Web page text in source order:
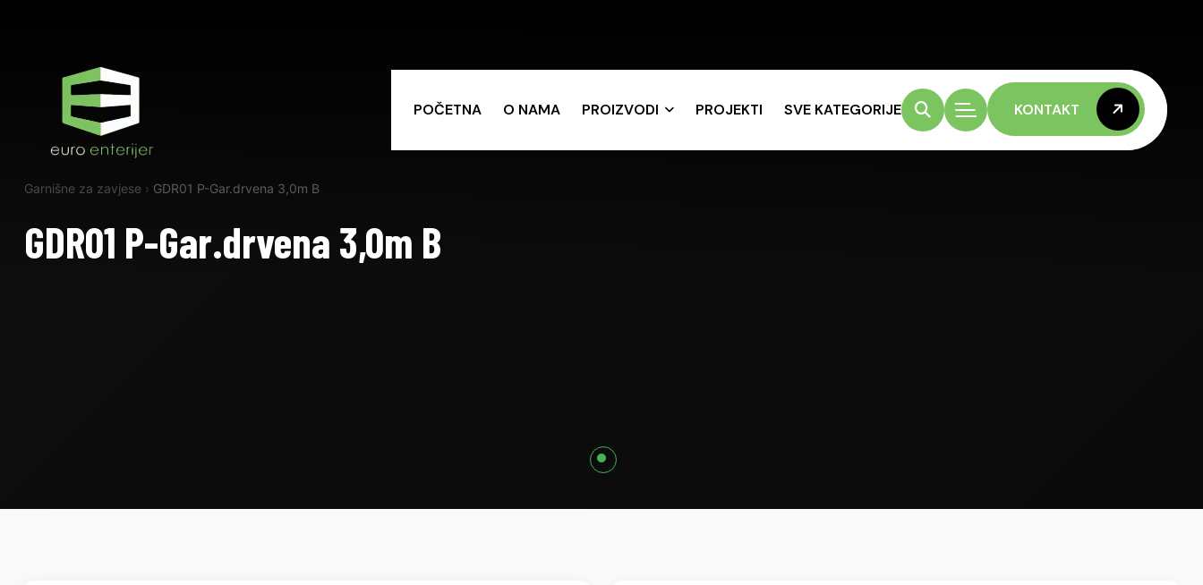
POČETNA O NAMA PROIZVODI PROJEKTI SVE KATEGORIJE KONTAKT
KONTAKT
Garnišne za zavjese › GDR01 P-Gar.drvena 3,0m B
GDR01 P-Gar.drvena 3,0m B